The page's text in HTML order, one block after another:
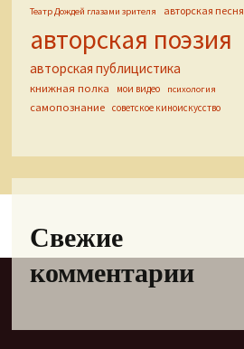
Театр Дождей глазами зрителя авторская песня
авторская поэзия
авторская публицистика
книжная полка мои видео психология
самопознание советское киноискусство
Свежие
комментарии